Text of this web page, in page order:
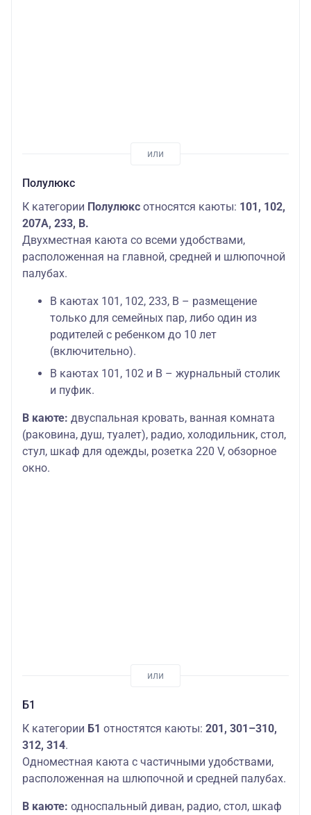
Полулюкс
К категории Полулюкс относятся каюты: 101, 102,
207А, 233, В.
Двухместная каюта со всеми удобствами,
расположенная на главной, средней и шлюпочной
палубах.
В каютах 101, 102, 233, В – размещение
только для семейных пар, либо один из
родителей с ребенком до 10 лет
(включительно).
В каютах 101, 102 и В – журнальный столик
и пуфик.
В каюте: двуспальная кровать, ванная комната
(раковина, душ, туалет), радио, холодильник, стол,
стул, шкаф для одежды, розетка 220 V, обзорное
окно.
Б1
К категории Б1 отностятся каюты: 201, 301–310,
312, 314.
Одноместная каюта с частичными удобствами,
расположенная на шлюпочной и средней палубах.
В каюте: односпальный диван, радио, стол, шкаф